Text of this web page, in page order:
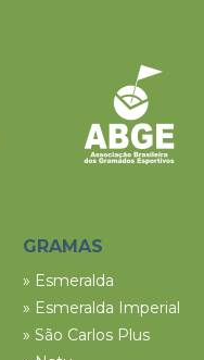
GRAMAS
» Esmeralda
» Esmeralda Imperial
» São Carlos Plus